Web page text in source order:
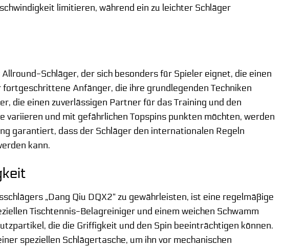
limitieren, während ein zu leichter Schläger
Schläger, der sich besonders für Spieler eignet, die einen
Anfänger, die ihre grundlegenden Techniken
die einen zuverlässigen Partner für das Training und den
und mit gefährlichen Topspins punkten möchten, werden
garantiert, dass der Schläger den internationalen Regeln
kann.
„Dang Qiu DQX2“ zu gewährleisten, ist eine regelmäßige
Tischtennis-Belagreiniger und einem weichen Schwamm
die die Griffigkeit und den Spin beeinträchtigen können.
speziellen Schlägertasche, um ihn vor mechanischen